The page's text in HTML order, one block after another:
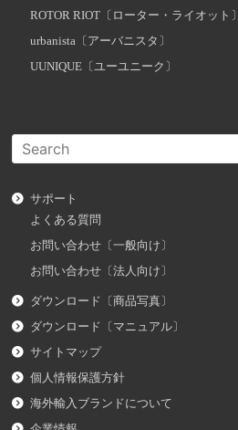
ROTOR RIOT〔ローター・ライオット〕
urbanista〔アーバニスタ〕
UUNIQUE〔ユーユニーク〕
サポート
よくある質問
お問い合わせ〔一般向け〕
お問い合わせ〔法人向け〕
ダウンロード〔商品写真〕
ダウンロード〔マニュアル〕
サイトマップ
個人情報保護方針
海外輸入ブランドについて